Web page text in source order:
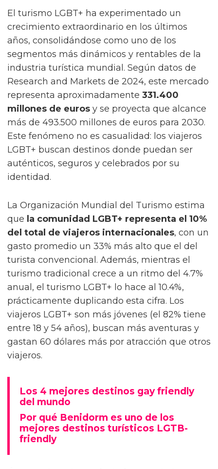
El turismo LGBT+ ha experimentado un
crecimiento extraordinario en los últimos
años, consolidándose como uno de los
segmentos más dinámicos y rentables de la
industria turística mundial. Según datos de
Research and Markets de 2024, este mercado
representa aproximadamente 331.400
millones de euros y se proyecta que alcance
más de 493.500 millones de euros para 2030.
Este fenómeno no es casualidad: los viajeros
LGBT+ buscan destinos donde puedan ser
auténticos, seguros y celebrados por su
identidad.
La Organización Mundial del Turismo estima
que la comunidad LGBT+ representa el 10%
del total de viajeros internacionales, con un
gasto promedio un 33% más alto que el del
turista convencional. Además, mientras el
turismo tradicional crece a un ritmo del 4.7%
anual, el turismo LGBT+ lo hace al 10.4%,
prácticamente duplicando esta cifra. Los
viajeros LGBT+ son más jóvenes (el 82% tiene
entre 18 y 54 años), buscan más aventuras y
gastan 60 dólares más por atracción que otros
viajeros.
Los 4 mejores destinos gay friendly
del mundo
Por qué Benidorm es uno de los
mejores destinos turísticos LGTB-
friendly